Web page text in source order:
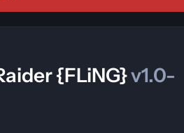
{FLiNG}v1.0-